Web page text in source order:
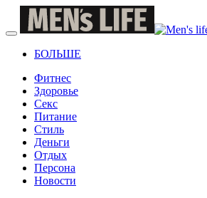
БОЛЬШЕ
Фитнес
Здоровье
Секс
Питание
Стиль
Деньги
Отдых
Персона
Новости